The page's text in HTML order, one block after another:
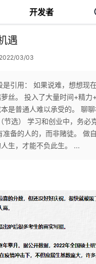
开发者
遇
2022/03/03
是引用： 如果说难，想想现
丝。 投入了大量时间+精力
是普通人难以承受的。 聊
节选） 学习和创业中，务必
准备的人的，而非赌徒。 做
生，才能不负此生。 ...